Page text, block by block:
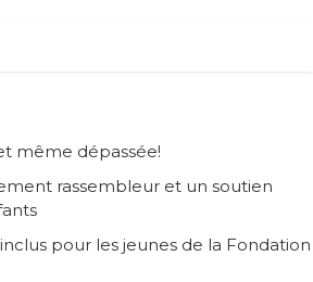
même dépassée!
rassembleur et un soutien
pour les jeunes de la Fondation